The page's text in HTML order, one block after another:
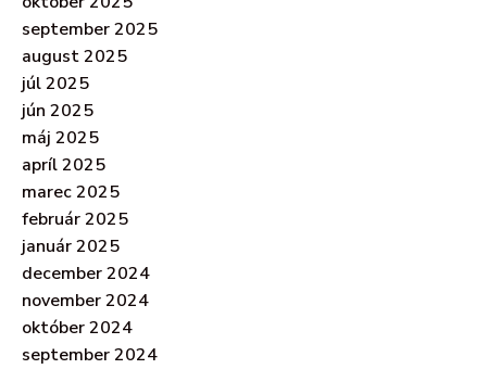
september 2025
august 2025
júl 2025
jún 2025
máj 2025
apríl 2025
marec 2025
február 2025
január 2025
december 2024
november 2024
október 2024
september 2024